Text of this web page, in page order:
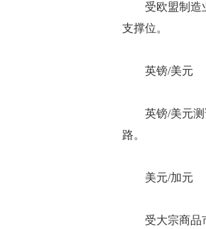
受欧盟制造业
支撑位。
英镑/美元
英镑/美元测试
路。
美元/加元
受大宗商品市